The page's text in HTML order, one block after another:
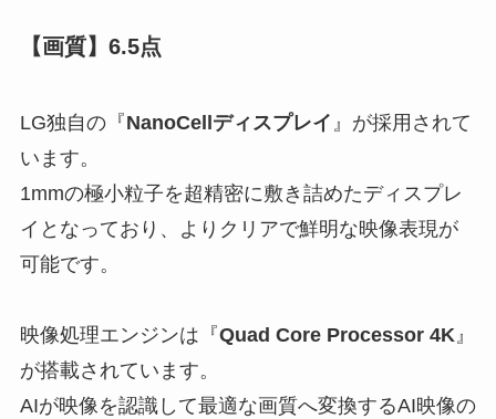
【画質】6.5点
LG独自の『NanoCellディスプレイ 』が採用されて
います。
1mmの極小粒子を超精密に敷き詰めたディスプレ
イとなっており、よりクリアで鮮明な映像表現が
可能です。
映像処理エンジンは『Quad Core Processor 4K』
が搭載されています。
AIが映像を認識して最適な画質へ変換するAI映像の